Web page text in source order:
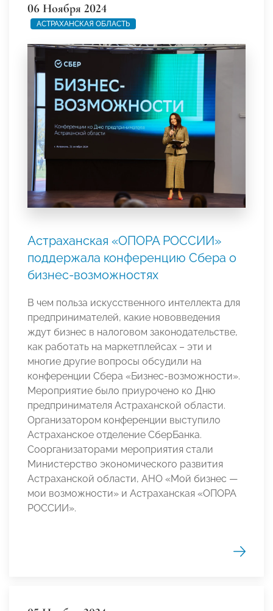
06 Ноября 2024
АСТРАХАНСКАЯ ОБЛАСТЬ
Астраханская «ОПОРА РОССИИ»
поддержала конференцию Сбера о
бизнес-возможностях
В чем польза искусственного интеллекта для
предпринимателей, какие нововведения
ждут бизнес в налоговом законодательстве,
как работать на маркетплейсах – эти и
многие другие вопросы обсудили на
конференции Сбера «Бизнес-возможности».
Мероприятие было приурочено ко Дню
предпринимателя Астраханской области.
Организатором конференции выступило
Астраханское отделение СберБанка.
Соорганизаторами мероприятия стали
Министерство экономического развития
Астраханской области, АНО «Мой бизнес —
мои возможности» и Астраханская «ОПОРА
РОССИИ».